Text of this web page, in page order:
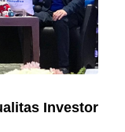
Investor